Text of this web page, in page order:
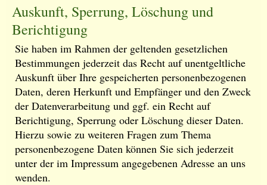
Auskunft, Sperrung, Löschung und
Berichtigung
Sie haben im Rahmen der geltenden gesetzlichen
Bestimmungen jederzeit das Recht auf unentgeltliche
Auskunft über Ihre gespeicherten personenbezogenen
Daten, deren Herkunft und Empfänger und den Zweck
der Datenverarbeitung und ggf. ein Recht auf
Berichtigung, Sperrung oder Löschung dieser Daten.
Hierzu sowie zu weiteren Fragen zum Thema
personenbezogene Daten können Sie sich jederzeit
unter der im Impressum angegebenen Adresse an uns
wenden.